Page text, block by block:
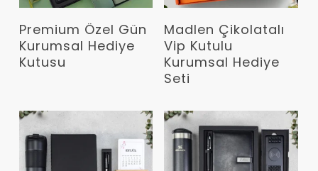
Devamını Oku
Premium Özel Gün
Kurumsal Hediye
Kutusu
Devamını Oku
Madlen Çikolatalı
Vip Kutulu
Kurumsal Hediye
Seti